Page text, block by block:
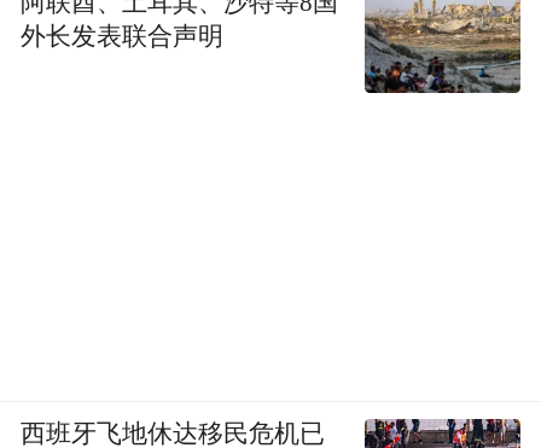
外长发表联合声明
西班牙飞地休达移民危机已